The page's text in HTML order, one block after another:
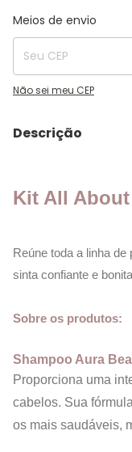
Entregas para o CEP:
Meios de envio
Não sei meu CEP
Descrição
Kit All About
Reúne toda a linha
sinta confiante e
Sobre os produtos:
Shampoo Aura
Proporciona uma
cabelos. Sua
os mais saudáveis,